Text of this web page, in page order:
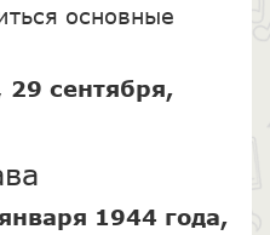
основные
29 сентября,
1944 года,